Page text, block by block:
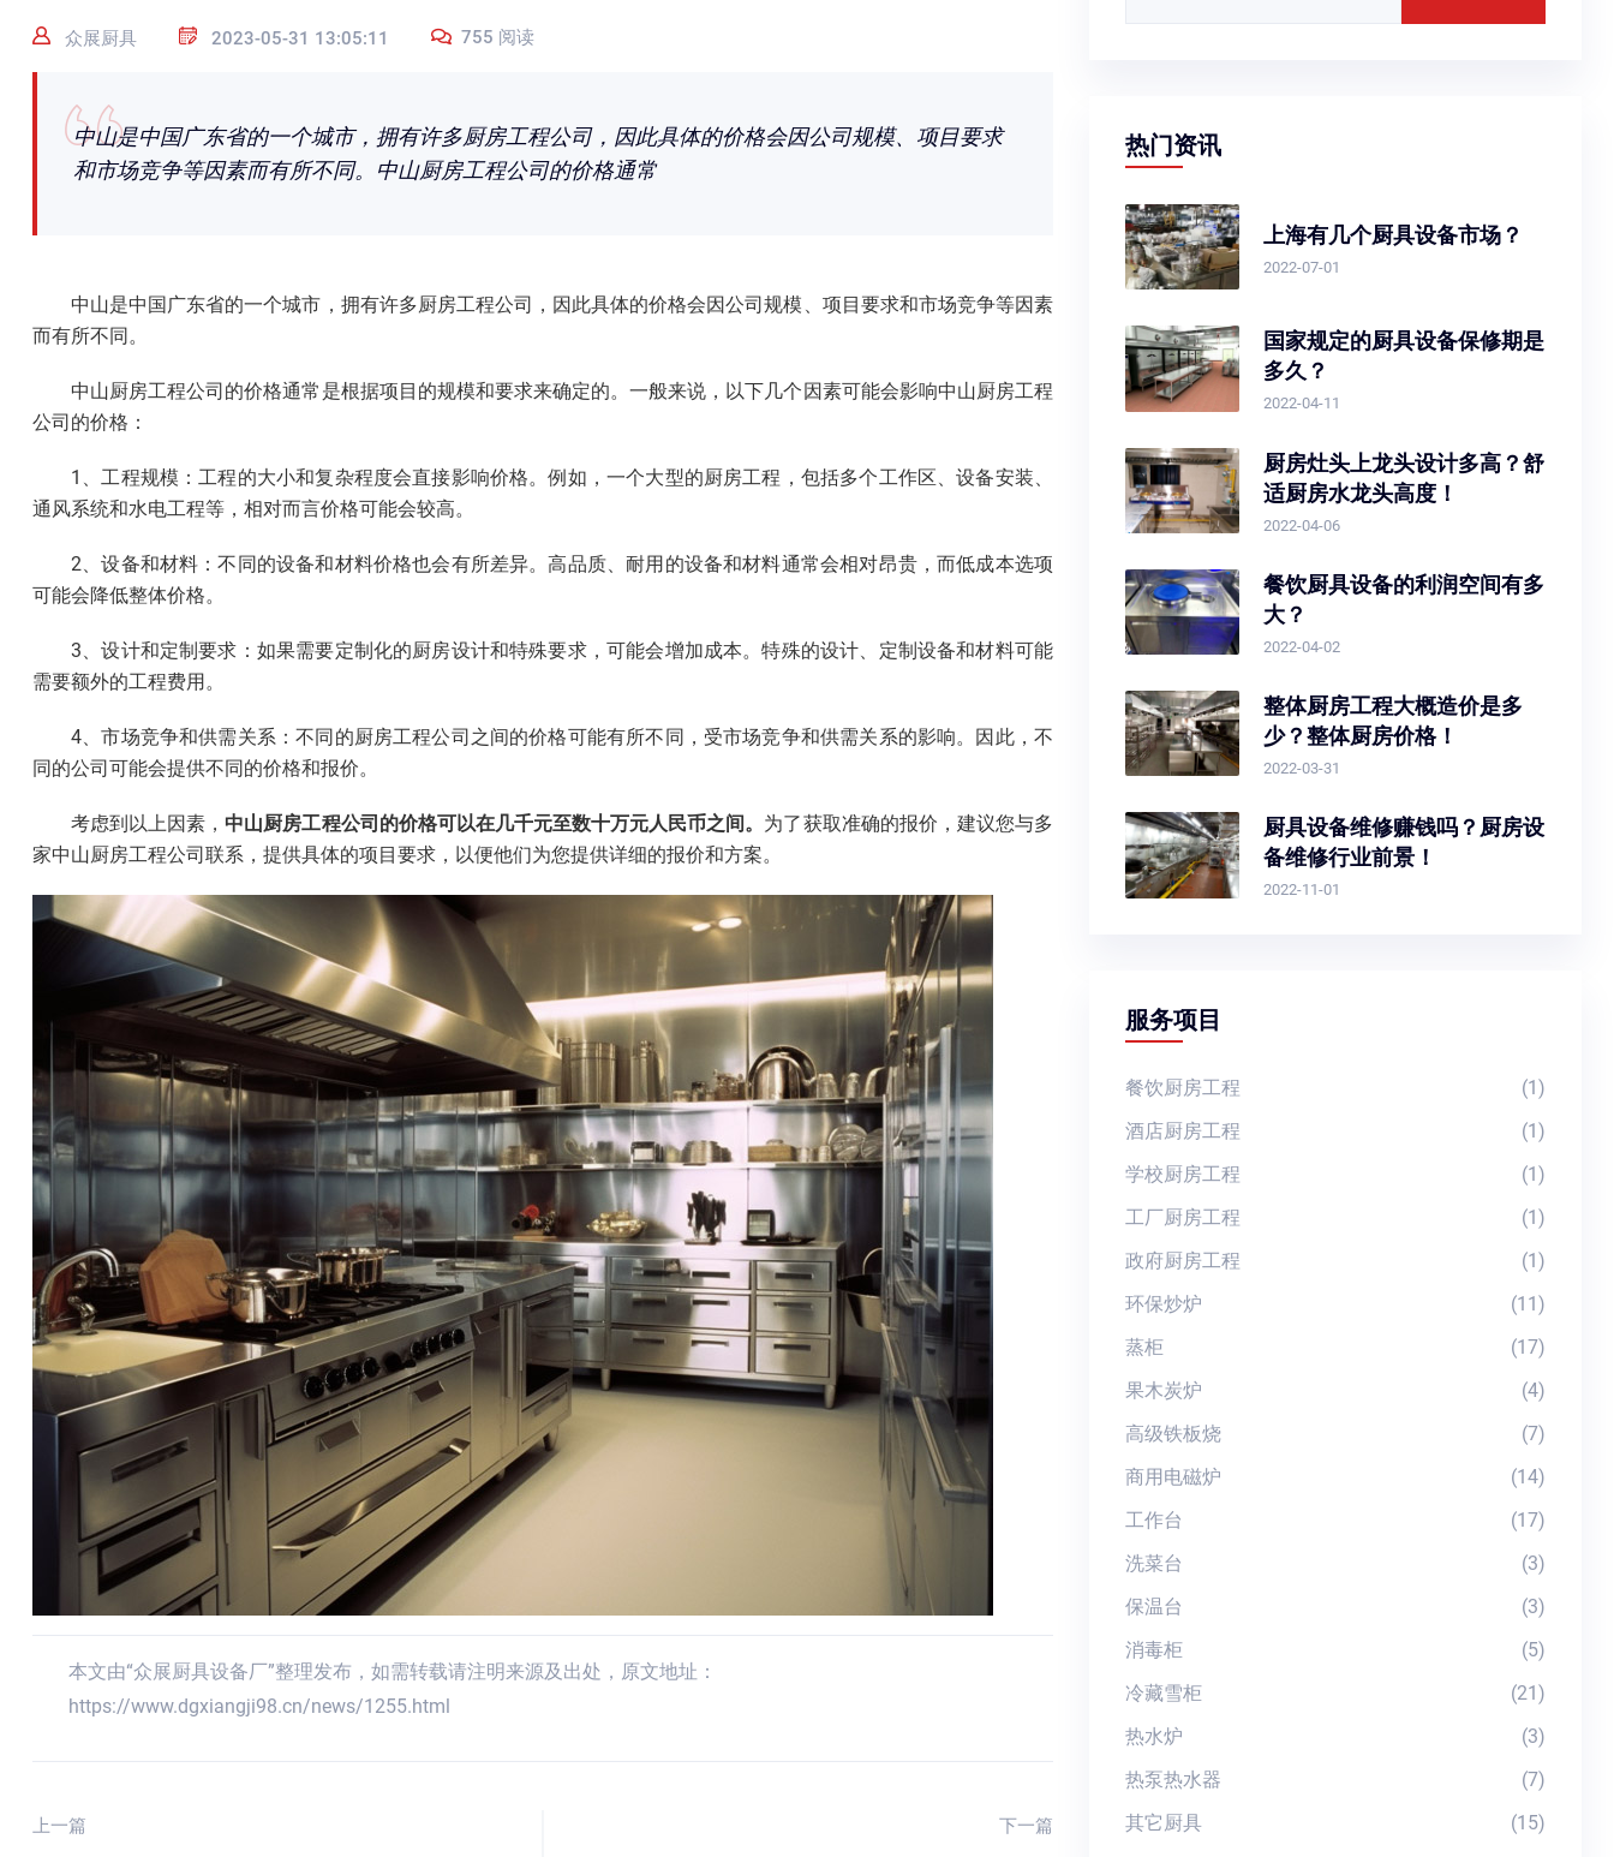
众展厨具 2023-05-31 13:05:11 755 阅读
中山是中国广东省的一个城市，拥有许多厨房工程公司，因此具体的价格会因公司规模、项目要求
和市场竞争等因素而有所不同。中山厨房工程公司的价格通常
中山是中国广东省的一个城市，拥有许多厨房工程公司，因此具体的价格会因公司规模、项目要求和市场竞争等因素
而有所不同。
中山厨房工程公司的价格通常是根据项目的规模和要求来确定的。一般来说，以下几个因素可能会影响中山厨房工程
公司的价格：
1、工程规模：工程的大小和复杂程度会直接影响价格。例如，一个大型的厨房工程，包括多个工作区、设备安装、
通风系统和水电工程等，相对而言价格可能会较高。
2、设备和材料：不同的设备和材料价格也会有所差异。高品质、耐用的设备和材料通常会相对昂贵，而低成本选项
可能会降低整体价格。
3、设计和定制要求：如果需要定制化的厨房设计和特殊要求，可能会增加成本。特殊的设计、定制设备和材料可能
需要额外的工程费用。
4、市场竞争和供需关系：不同的厨房工程公司之间的价格可能有所不同，受市场竞争和供需关系的影响。因此，不
同的公司可能会提供不同的价格和报价。
考虑到以上因素， 中山厨房工程公司的价格可以在几千元至数十万元人民币之间。 为了获取准确的报价，建议您与多
家中山厨房工程公司联系，提供具体的项目要求，以便他们为您提供详细的报价和方案。
本文由“众展厨具设备厂”整理发布，如需转载请注明来源及出处，原文地址：
https://www.dgxiangji98.cn/news/1255.html
上一篇 下一篇
热门资讯
上海有几个厨具设备市场？
2022-07-01
国家规定的厨具设备保修期是
多久？
2022-04-11
厨房灶头上龙头设计多高？舒
适厨房水龙头高度！
2022-04-06
餐饮厨具设备的利润空间有多
大？
2022-04-02
整体厨房工程大概造价是多
少？整体厨房价格！
2022-03-31
厨具设备维修赚钱吗？厨房设
备维修行业前景！
2022-11-01
服务项目
餐饮厨房工程
(1)
酒店厨房工程
(1)
学校厨房工程
(1)
工厂厨房工程
(1)
政府厨房工程
(1)
环保炒炉
(11)
蒸柜
(17)
果木炭炉
(4)
高级铁板烧
(7)
商用电磁炉
(14)
工作台
(17)
洗菜台
(3)
保温台
(3)
消毒柜
(5)
冷藏雪柜
(21)
热水炉
(3)
热泵热水器
(7)
其它厨具
(15)